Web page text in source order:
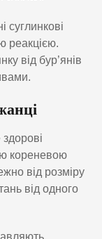
реакцією.
від бур’янів
кореневою
від розміру
від одного